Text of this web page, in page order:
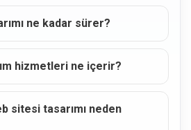
ne kadar sürer?
hizmetleri ne içerir?
sitesi tasarımı neden